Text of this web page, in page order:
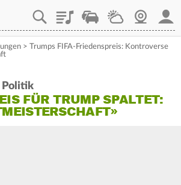
PlaylistStaupilotWetterWebcam
> Trumps FIFA-Friedenspreis: Kontroverse
Politik
FÜR TRUMP SPALTET: